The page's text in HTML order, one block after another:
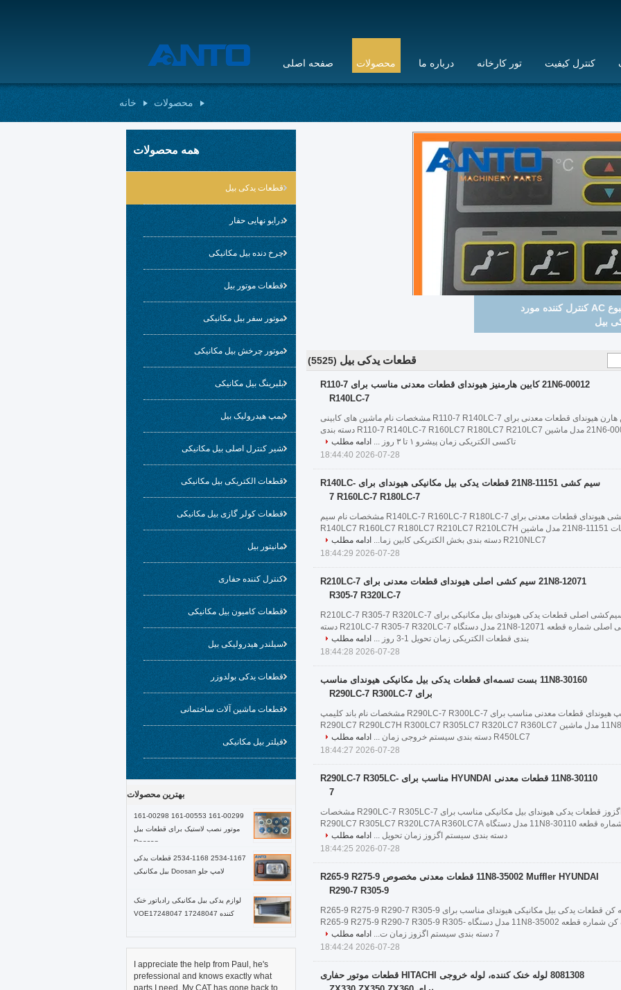
صفحه اصلی محصولات درباره ما تور کارخانه کنترل کیفیت
خانه محصولات
همه محصولات
قطعات یدکی بیل
درایو نهایی حفار
چرخ دنده بیل مکانیکی
قطعات موتور بیل
موتور سفر بیل مکانیکی
موتور چرخش بیل مکانیکی
بلبرینگ بیل مکانیکی
پمپ هیدرولیک بیل
شیر کنترل اصلی بیل مکانیکی
قطعات الکتریکی بیل مکانیکی
قطعات کولر گازی بیل مکانیکی
مانیتور بیل
کنترل کننده حفاری
قطعات کامیون بیل مکانیکی
سیلندر هیدرولیکی بیل
قطعات یدکی بولدوزر
قطعات ماشین آلات ساختمانی
فیلتر بیل مکانیکی
بهترین محصولات
161-00299 161-00553 161-00298
موتور نصب لاستیک برای قطعات بیل
Doosan
2534-1167 2534-1168 قطعات یدکی
لامپ جلو Doosan بیل مکانیکی
لوازم یدکی بیل مکانیکی رادیاتور خنک
کننده VOE17248047 17248047
I appreciate the help from Paul, he's
prefessional and knows exactly what
parts I need. My CAT has gone back to
VOE14526158 14526158 سوئیچ Starter سوئیچ برای Vo-lvo EC210B
قطعات یدکی بیل (5525)
21N6-00012 کابین هارمنیز هیوندای قطعات معدنی مناسب برای R110-7
R140LC-7
21N6-00012 کابین هارن هیوندای قطعات معدنی برای R110-7 R140LC-7 مشخصات نام ماشین های کابینی
تعداد قطعات 21N6-00012 مدل ماشین R110-7 R140LC-7 R160LC7 R180LC7 R210LC7 دسته بندی
تاکسی الکتریکی زمان پیشرو ۱ تا ۳ روز ...
ادامه مطلب
2026-07-28 18:44:40
سیم کشی 21N8-11151 قطعات یدکی بیل مکانیکی هیوندای برای R140LC-
7 R160LC-7 R180LC-7
21N8-11151 سیم کشی هیوندای قطعات معدنی برای R140LC-7 R160LC-7 R180LC-7 مشخصات نام سیم
کشی اصلی تعداد قطعات 21N8-11151 مدل ماشین R140LC7 R160LC7 R180LC7 R210LC7 R210LC7H
R210NLC7 دسته بندی بخش الکتریکی کابین زما...
ادامه مطلب
2026-07-28 18:44:29
21N8-12071 سیم کشی اصلی هیوندای قطعات معدنی برای R210LC-7
R305-7 R320LC-7
21N8-12071 سیم‌کشی اصلی قطعات یدکی هیوندای بیل مکانیکی برای R210LC-7 R305-7 R320LC-7
مشخصات نام سیم‌کشی اصلی شماره قطعه 21N8-12071 مدل دستگاه R210LC-7 R305-7 R320LC-7 دسته
بندی قطعات الکتریکی زمان تحویل 1-3 روز ...
ادامه مطلب
2026-07-28 18:44:28
11N8-30160 بست تسمه‌ای قطعات یدکی بیل مکانیکی هیوندای مناسب
برای R290LC-7 R300LC-7
11N8-30160 باند کلیمپ هیوندای قطعات معدنی مناسب برای R290LC-7 R300LC-7 مشخصات نام باند کلیمپ
تعداد قطعات 11N8-30160 مدل ماشین R290LC7 R290LC7H R300LC7 R305LC7 R320LC7 R360LC7
R450LC7 دسته بندی سیستم خروجی زمان ...
ادامه مطلب
2026-07-28 18:44:27
11N8-30110 قطعات معدنی HYUNDAI مناسب برای R290LC-7 R305LC-
7
11N8-30110 کانکتور-اگزوز قطعات یدکی هیوندای بیل مکانیکی مناسب برای R290LC-7 R305LC-7 مشخصات
نام کانکتور-اگزوز شماره قطعه 11N8-30110 مدل دستگاه R290LC7 R305LC7 R320LC7A R360LC7A
دسته بندی سیستم اگزوز زمان تحویل ... ادامه مطلب
2026-07-28 18:44:25
11N8-35002 Muffler HYUNDAI قطعات معدنی مخصوص R265-9 R275-9
R290-7 R305-9
11N8-35002 صدا خفه کن قطعات یدکی بیل مکانیکی هیوندای مناسب برای R265-9 R275-9 R290-7 R305-9
مشخصات نام صدا خفه کن شماره قطعه 11N8-35002 مدل دستگاه R265-9 R275-9 R290-7 R305-9 R305-
7 دسته بندی سیستم اگزوز زمان ت...
ادامه مطلب
2026-07-28 18:44:24
8081308 لوله خنک کننده، لوله خروجی HITACHI قطعات موتور حفاری